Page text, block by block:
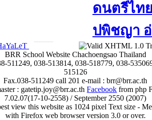
ดนตรีไท
ปพิชญา​ อ่
BRR School Website Chachoengsao Thailand
511249, 038-513814, 038-518779, 038-
515126
Fax.038-511249 call 201 e-mail : brr@brr.ac.th
: gatetip.joy@brr.ac.thFacebook from php
7.02.07(17-10-2558) / September 2550 (2007)
view this website as 1024 pixel Text size -
with Firefox web browser version 3.0 or over.